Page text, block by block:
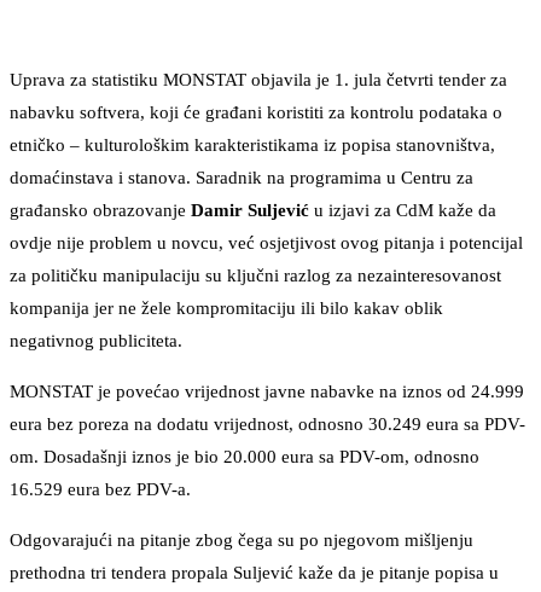
Uprava za statistiku MONSTAT objavila je 1. jula četvrti tender za
nabavku softvera, koji će građani koristiti za kontrolu podataka o
etničko – kulturološkim karakteristikama iz popisa stanovništva,
domaćinstava i stanova. Saradnik na programima u Centru za
građansko obrazovanje Damir Suljević u izjavi za CdM kaže da
ovdje nije problem u novcu, već osjetjivost ovog pitanja i potencijal
za političku manipulaciju su ključni razlog za nezainteresovanost
kompanija jer ne žele kompromitaciju ili bilo kakav oblik
negativnog publiciteta.
MONSTAT je povećao vrijednost javne nabavke na iznos od 24.999
eura bez poreza na dodatu vrijednost, odnosno 30.249 eura sa PDV-
om. Dosadašnji iznos je bio 20.000 eura sa PDV-om, odnosno
16.529 eura bez PDV-a.
Odgovarajući na pitanje zbog čega su po njegovom mišljenju
prethodna tri tendera propala Suljević kaže da je pitanje popisa u